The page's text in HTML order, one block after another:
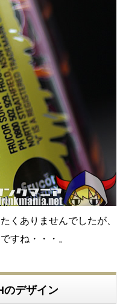
くありませんでしたが、
すね・・・。
のデザイン